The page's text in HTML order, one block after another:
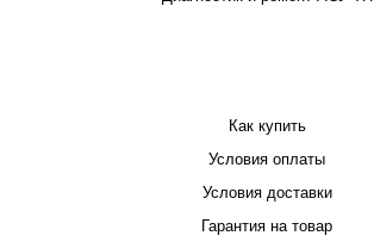
Как купить
Условия оплаты
Условия доставки
Гарантия на товар